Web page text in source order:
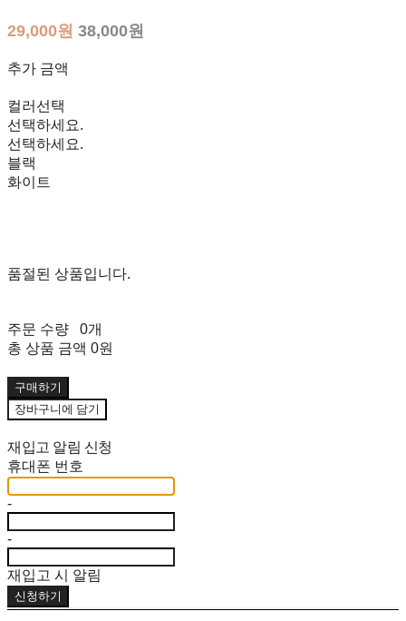
29,000원 38,000원
추가 금액
컬러선택
선택하세요.
선택하세요.
블랙
화이트
품절된 상품입니다.
주문 수량
0개
총 상품 금액 0원
구매하기
장바구니에 담기
재입고 알림 신청
휴대폰 번호
-
-
재입고 시 알림
신청하기